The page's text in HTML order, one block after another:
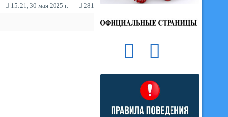
15:21, 30 мая 2025 г. 281